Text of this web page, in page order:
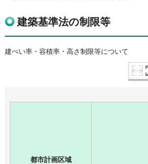
建築基準法の制限等
建ぺい率・容積率・高さ制限等について
都市計画区域